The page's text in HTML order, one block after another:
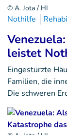
© A. Jota / HI
Nothilfe
leistet
Eingestürzte
Familien, die
Die schweren